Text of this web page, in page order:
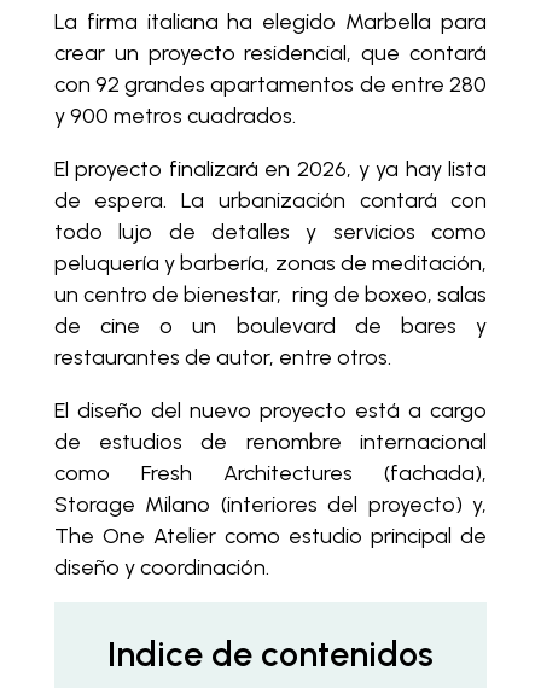
La firma italiana ha elegido Marbella para
crear un proyecto residencial, que contará
con 92 grandes apartamentos de entre 280
y 900 metros cuadrados.
El proyecto finalizará en 2026, y ya hay lista
de espera. La urbanización contará con
todo lujo de detalles y servicios como
peluquería y barbería, zonas de meditación,
un centro de bienestar, ring de boxeo, salas
de cine o un boulevard de bares y
restaurantes de autor, entre otros.
El diseño del nuevo proyecto está a cargo
de estudios de renombre internacional
como Fresh Architectures (fachada),
Storage Milano (interiores del proyecto) y,
The One Atelier como estudio principal de
diseño y coordinación.
Indice de contenidos